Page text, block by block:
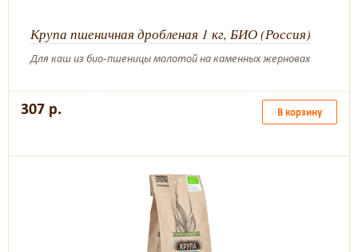
Крупа пшеничная дробленая 1 кг, БИО (Россия)
Для каш из био-пшеницы молотой на каменных жерновах
307 р. В корзину